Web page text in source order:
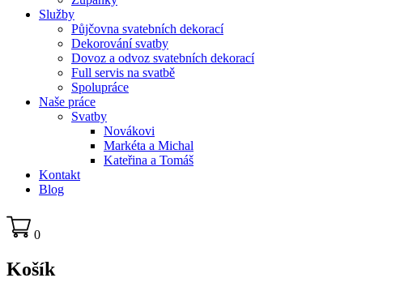
Služby
Půjčovna svatebních dekorací
Dekorování svatby
Dovoz a odvoz svatebních dekorací
Full servis na svatbě
Spolupráce
Naše práce
Svatby
Novákovi
Markéta a Michal
Kateřina a Tomáš
Kontakt
Blog
0
Košík